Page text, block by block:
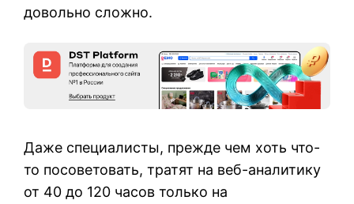
довольно сложно.
Даже специалисты, прежде чем хоть что-
то посоветовать, тратят на веб-аналитику
от 40 до 120 часов только на